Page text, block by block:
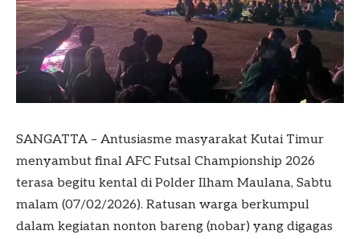
SANGATTA – Antusiasme masyarakat Kutai Timur
menyambut final AFC Futsal Championship 2026
terasa begitu kental di Polder Ilham Maulana, Sabtu
malam (07/02/2026). Ratusan warga berkumpul
dalam kegiatan nonton bareng (nobar) yang digagas